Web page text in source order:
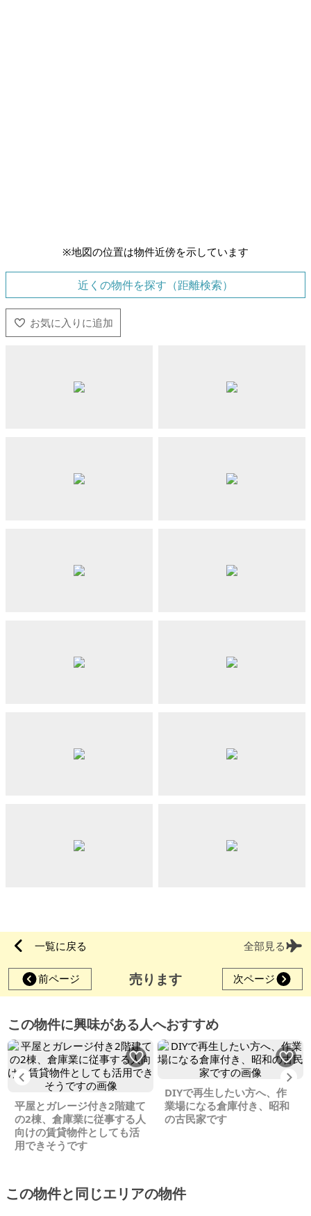
※地図の位置は物件近傍を示しています
近くの物件を探す（距離検索）
一覧に戻る 全部見る
前ページ 売ります 次ページ
この物件に興味がある人へおすすめ
Previous
平屋とガレージ付き2階建て
の2棟、倉庫業に従事する人
向けの賃貸物件としても活
用できそうです
DIYで再生したい方へ、作
業場になる倉庫付き、昭和
の古民家です
この物件と同じエリアの物件